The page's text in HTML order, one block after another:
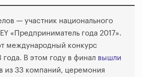
— участник национального
«Предприниматель года 2017».
международный конкурс
В этом году в финал вышли
из 33 компаний, церемония